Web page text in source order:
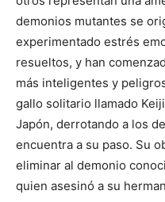
demonios mutantes se
experimentado estrés
resueltos, y han
más inteligentes y
gallo solitario llamado
Japón, derrotando a los
encuentra a su paso. Su
eliminar al demonio
quien asesinó a su